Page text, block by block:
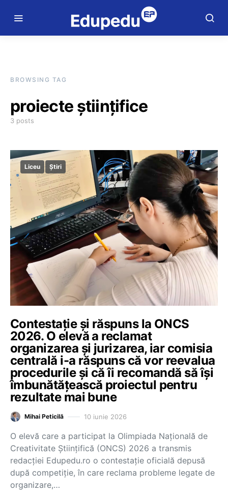
BROWSING TAG
proiecte științifice
3 posts
Liceu Știri
Contestație și răspuns la ONCS
2026. O elevă a reclamat
organizarea și jurizarea, iar comisia
centrală i-a răspuns că vor reevalua
procedurile și că îi recomandă să își
îmbunătățească proiectul pentru
rezultate mai bune
Mihai Peticilă 10 iunie 2026
O elevă care a participat la Olimpiada Națională de
Creativitate Științifică (ONCS) 2026 a transmis
redacției Edupedu.ro o contestație oficială depusă
după competiție, în care reclama probleme legate de
organizare,…